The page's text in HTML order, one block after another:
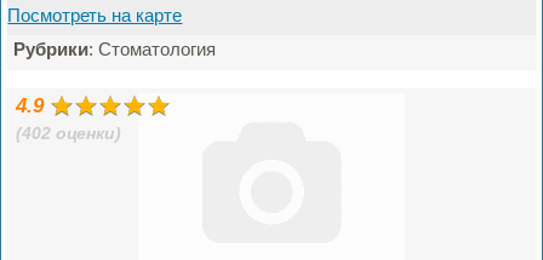
Посмотреть на карте
Рубрики: Стоматология
4.9
(402 оценки)